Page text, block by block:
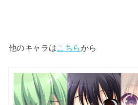
他のキャラはこちらから